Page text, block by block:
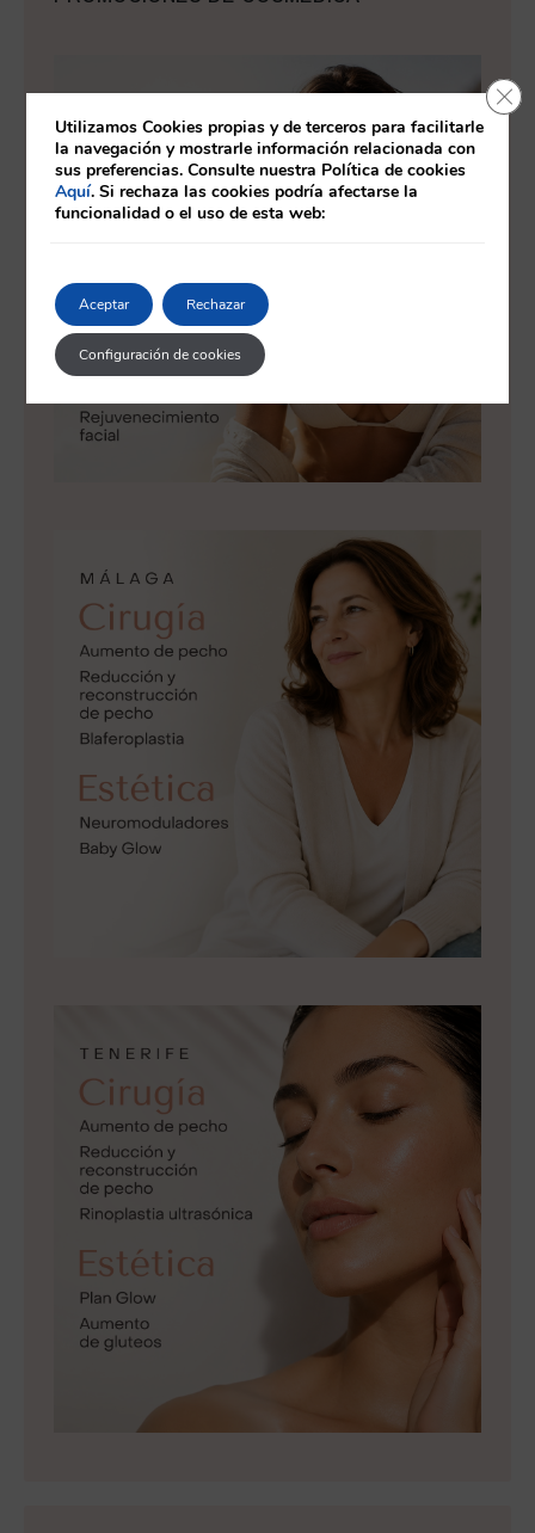
Utilizamos Cookies propias y de terceros para facilitarle
la navegación y mostrarle información relacionada con
sus preferencias. Consulte nuestra Política de cookies
Aquí. Si rechaza las cookies podría afectarse la
funcionalidad o el uso de esta web:
Aceptar Rechazar
Configuración de cookies